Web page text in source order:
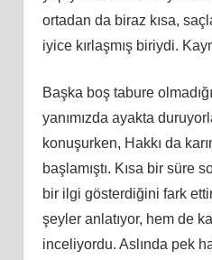
ortadan da biraz kısa,
iyice kırlaşmış biriydi.
Başka boş tabure
yanımızda ayakta
konuşurken, Hakkı da
başlamıştı. Kısa bir süre
bir ilgi gösterdiğini fark
şeyler anlatıyor, hem de
inceliyordu. Aslında pek